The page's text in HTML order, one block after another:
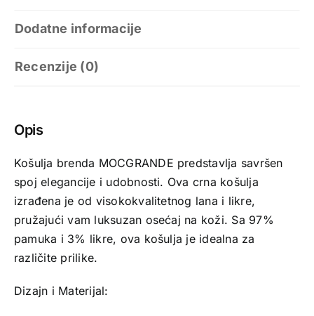
Dodatne informacije
Recenzije (0)
Opis
Košulja brenda MOCGRANDE predstavlja savršen
spoj elegancije i udobnosti. Ova crna košulja
izrađena je od visokokvalitetnog lana i likre,
pružajući vam luksuzan osećaj na koži. Sa 97%
pamuka i 3% likre, ova košulja je idealna za
različite prilike.
Dizajn i Materijal: